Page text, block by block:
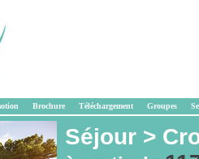
Brochure Téléchargement Groupes
Séjour >